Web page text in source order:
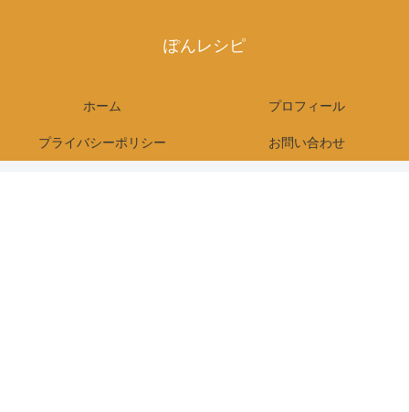
ぽんレシピ
ホーム プロフィール
プライバシーポリシー お問い合わせ